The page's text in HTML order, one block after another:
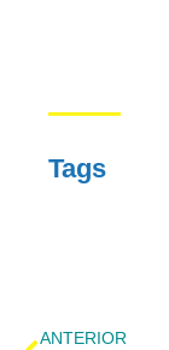
Tags
ANTERIOR